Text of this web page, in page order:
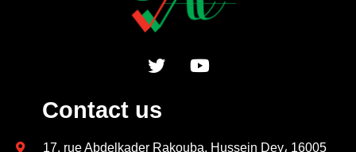
Contact us
17, rue Abdelkader Rakouba, Hussein Dey، 16005